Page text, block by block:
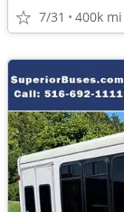
7/31 400k mi